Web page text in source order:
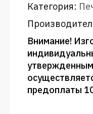
Категория:
Внимание!
предоплаты